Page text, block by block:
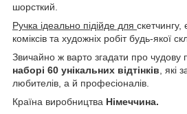
шорсткий.
Ручка ідеально підійде для скетчингу,
коміксів та художніх робіт будь-якої
Звичайно ж варто згадати про чудову
наборі 60 унікальних відтінків , які
любителів, а й професіоналів.
Країна виробництва Німеччина.